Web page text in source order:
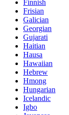
Finnish
Frisian
Galician
Georgian
Gujarati
Haitian
Hausa
Hawaiian
Hebrew
Hmong
Hungarian
Icelandic
Igbo